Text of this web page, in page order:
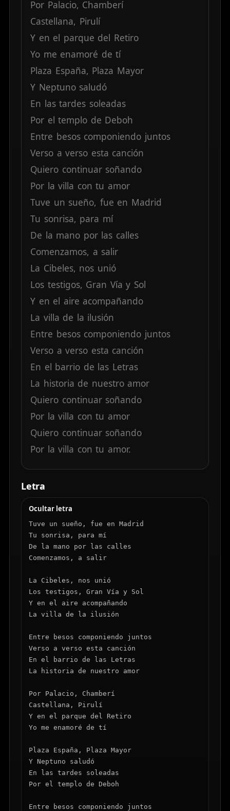
Por Palacio, Chamberí
Castellana, Pirulí
Y en el parque del Retiro
Yo me enamoré de tí
Plaza España, Plaza Mayor
Y Neptuno saludó
En las tardes soleadas
Por el templo de Deboh
Entre besos componiendo juntos
Verso a verso esta canción
Quiero continuar soñando
Por la villa con tu amor
Tuve un sueño, fue en Madrid
Tu sonrisa, para mí
De la mano por las calles
Comenzamos, a salir
La Cibeles, nos unió
Los testigos, Gran Vía y Sol
Y en el aire acompañando
La villa de la ilusión
Entre besos componiendo juntos
Verso a verso esta canción
En el barrio de las Letras
La historia de nuestro amor
Quiero continuar soñando
Por la villa con tu amor
Quiero continuar soñando
Por la villa con tu amor.
Letra
Ocultar letra
Tuve un sueño, fue en Madrid
Tu sonrisa, para mí
De la mano por las calles
Comenzamos, a salir
La Cibeles, nos unió
Los testigos, Gran Vía y Sol
Y en el aire acompañando
La villa de la ilusión
Entre besos componiendo juntos
Verso a verso esta canción
En el barrio de las Letras
La historia de nuestro amor
Por Palacio, Chamberí
Castellana, Pirulí
Y en el parque del Retiro
Yo me enamoré de tí
Plaza España, Plaza Mayor
Y Neptuno saludó
En las tardes soleadas
Por el templo de Deboh
Entre besos componiendo juntos